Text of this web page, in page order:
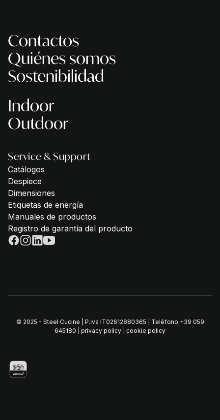
Contactos
Quiénes somos
Sostenibilidad
Indoor
Outdoor
Service & Support
Catálogos
Despiece
Dimensiones
Etiquetas de energía
Manuales de productos
Registro de garantía del producto
© 2025 - Steel Cucine | P.Iva IT02612880365 | Teléfono +39 059
645180
privacy policy cookie policy